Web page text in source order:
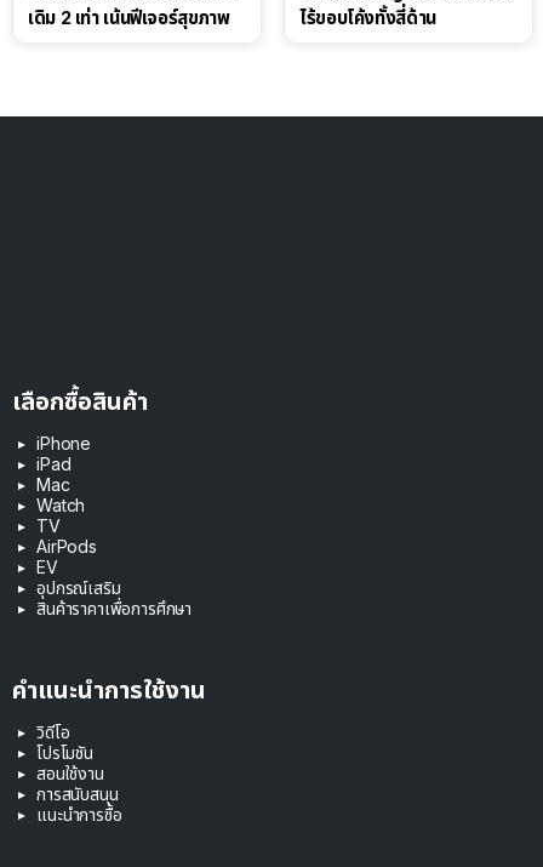
เดิม 2 เท่า เน้นฟีเจอร์สุขภาพ
ไร้ขอบโค้งทั้งสี่ด้าน
เลือกซื้อสินค้า
iPhone
iPad
Mac
Watch
TV
AirPods
EV
อุปกรณ์เสริม
สินค้าราคาเพื่อการศึกษา
คำแนะนำการใช้งาน
วิดีโอ
โปรโมชัน
สอนใช้งาน
การสนับสนุน
แนะนำการซื้อ